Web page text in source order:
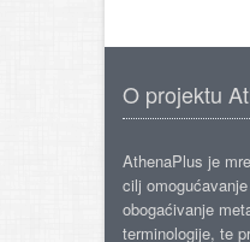
O projektu
AthenaPlus je
cilj
obogaćivanje
terminologije, te